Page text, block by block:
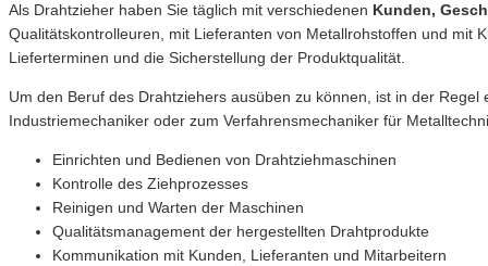
Als Drahtzieher haben Sie täglich mit verschiedenen Kunden,
Qualitätskontrolleuren, mit Lieferanten von Metallrohstoffen und mit
Lieferterminen und die Sicherstellung der Produktqualität.
Um den Beruf des Drahtziehers ausüben zu können, ist in der Regel
Industriemechaniker oder zum Verfahrensmechaniker für
Einrichten und Bedienen von Drahtziehmaschinen
Kontrolle des Ziehprozesses
Reinigen und Warten der Maschinen
Qualitätsmanagement der hergestellten Drahtprodukte
Kommunikation mit Kunden, Lieferanten und Mitarbeitern